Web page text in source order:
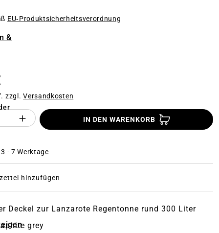
&
EU‑Produktsicherheitsverordnung
zzgl.Versandkosten
des Produktes "%product%":
IN DEN WARENKORB
- 7 Werktage
hinzufügen
Deckel zur Lanzarote Regentonne rund 300 Liter
grey